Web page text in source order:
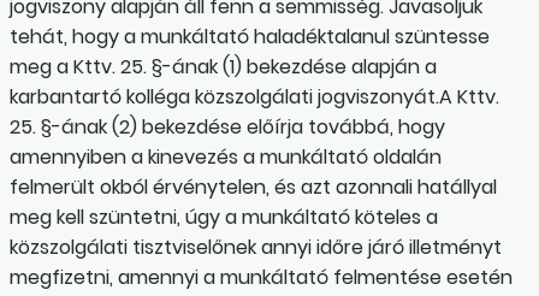
jogviszony alapján áll fenn a semmisség. Javasoljuk
tehát, hogy a munkáltató haladéktalanul szüntesse
meg a Kttv. 25. §-ának (1) bekezdése alapján a
karbantartó kolléga közszolgálati jogviszonyát.A Kttv.
25. §-ának (2) bekezdése előírja továbbá, hogy
amennyiben a kinevezés a munkáltató oldalán
felmerült okból érvénytelen, és azt azonnali hatállyal
meg kell szüntetni, úgy a munkáltató köteles a
közszolgálati tisztviselőnek annyi időre járó illetményt
megfizetni, amennyi a munkáltató felmentése esetén